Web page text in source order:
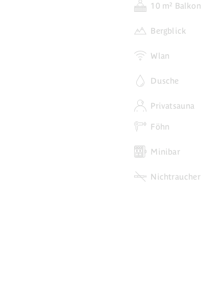
10 m² Balkon
Bergblick
Wlan
Dusche
Privatsauna
Föhn
Minibar
Nichtraucher